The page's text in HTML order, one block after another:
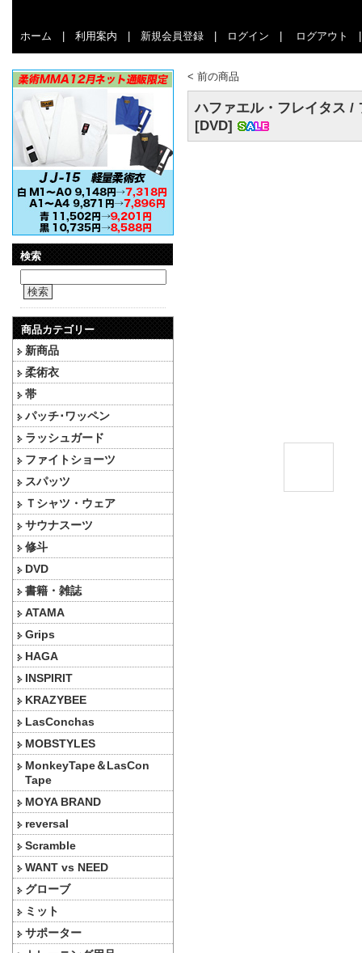
ホーム 利用案内 新規会員登録 ログイン ログアウト
検索
検索
商品カテゴリー
新商品
柔術衣
帯
パッチ･ワッペン
ラッシュガード
ファイトショーツ
スパッツ
Ｔシャツ・ウェア
サウナスーツ
修斗
DVD
書籍・雑誌
ATAMA
Grips
HAGA
INSPIRIT
KRAZYBEE
LasConchas
MOBSTYLES
MonkeyTape＆LasCon
Tape
MOYA BRAND
reversal
Scramble
WANT vs NEED
グローブ
ミット
サポーター
< 前の商品
ハファエル・フレイタス /
[DVD]